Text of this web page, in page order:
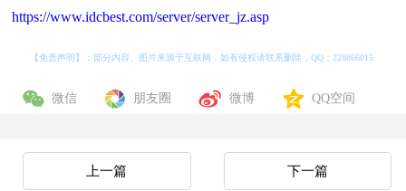
https://www.idcbest.com/server/server_jz.asp
【免责声明】：部分内容、图片来源于互联网，如有侵权请联系删除，QQ：228866015
微信 朋友圈 微博 QQ空间
下一篇
上一篇